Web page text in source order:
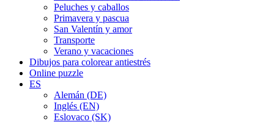
Peluches y caballos
Primavera y pascua
San Valentín y amor
Transporte
Verano y vacaciones
Dibujos para colorear antiestrés
Online puzzle
ES
Alemán (DE)
Inglés (EN)
Eslovaco (SK)